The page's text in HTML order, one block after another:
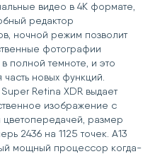
видео в 4К формате,
редактор
ночной режим позволит
фотографии
полной темноте, и это
часть новых функций.
Retina XDR выдает
изображение с
размер
2436 на 1125 точек. A13
мощный процессор когда-